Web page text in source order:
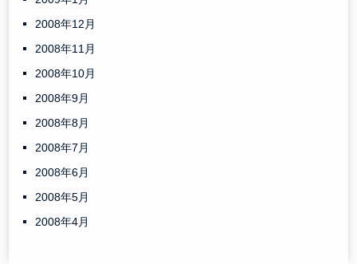
2008年12月
2008年11月
2008年10月
2008年9月
2008年8月
2008年7月
2008年6月
2008年5月
2008年4月